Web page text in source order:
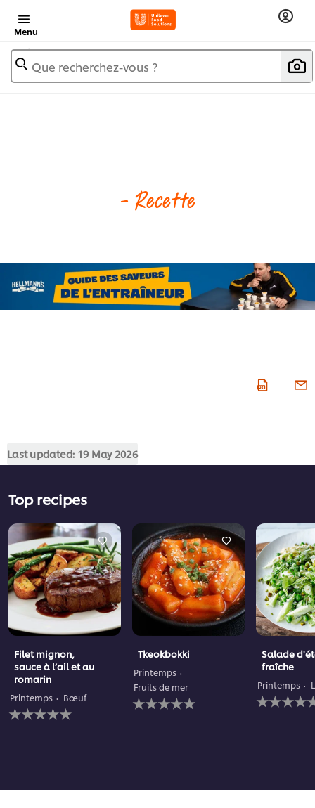
Menu
Que recherchez-vous ?
- Recette
Last updated: 19 May 2026
Top recipes
Filet mignon,
sauce à l’ail et au
romarin
Printemps Bœuf
Aucune
évaluation
Tkeokbokki
Printemps
Fruits de mer
Aucune
évaluation
Salade
fraîche
Printemps
Aucune
évaluation